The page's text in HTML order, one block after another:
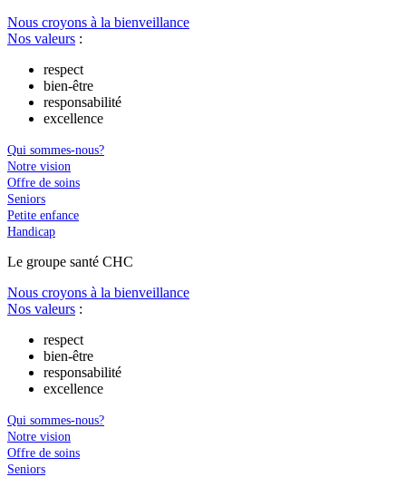
Nous croyons à la bienveillance
Nos valeurs :
respect
bien-être
responsabilité
excellence
Qui sommes-nous?
Notre vision
Offre de soins
Seniors
Petite enfance
Handicap
Le groupe santé CHC
Nous croyons à la bienveillance
Nos valeurs :
respect
bien-être
responsabilité
excellence
Qui sommes-nous?
Notre vision
Offre de soins
Seniors